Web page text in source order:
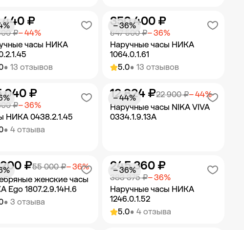
в корзину Добавить в корзину
• 13 отзывов
часы НИКА
₽− 44%
440 ₽
в корзину
5.0• 13 отзывов
Наручные часы НИКА
1064.0.1.61
547 500 ₽− 36%
350 400 ₽
− 36%
Добавить в корзину
• 4 отзыва
НИКА 0438.2.1.45
₽− 36%
040 ₽
в корзину
Наручные часы NIKA VIVA
0334.1.9.13A
22 900 ₽− 44%
12 824 ₽
− 44%
Добавить в корзину
• 3 отзыва
женские часы
Ego 1807.2.9.14H.6
55 000 ₽− 36%
₽
5.0• 4 отзыва
Наручные часы НИКА
1246.0.1.52
383 375 ₽− 36%
245 360 ₽
− 36%